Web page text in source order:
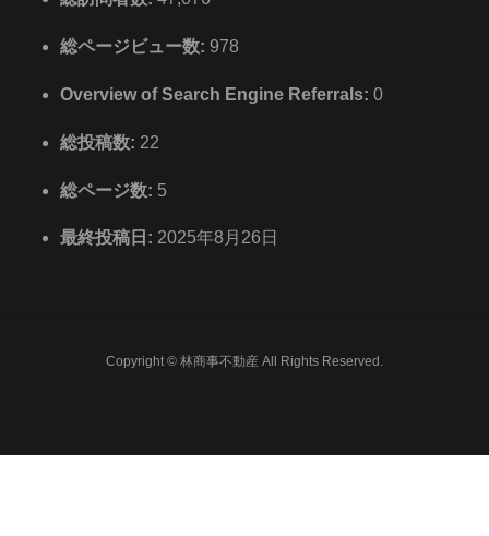
総ページビュー数: 978
Overview of Search Engine Referrals: 0
総投稿数: 22
総ページ数: 5
最終投稿日: 2025年8月26日
Copyright © 林商事不動産 All Rights Reserved.